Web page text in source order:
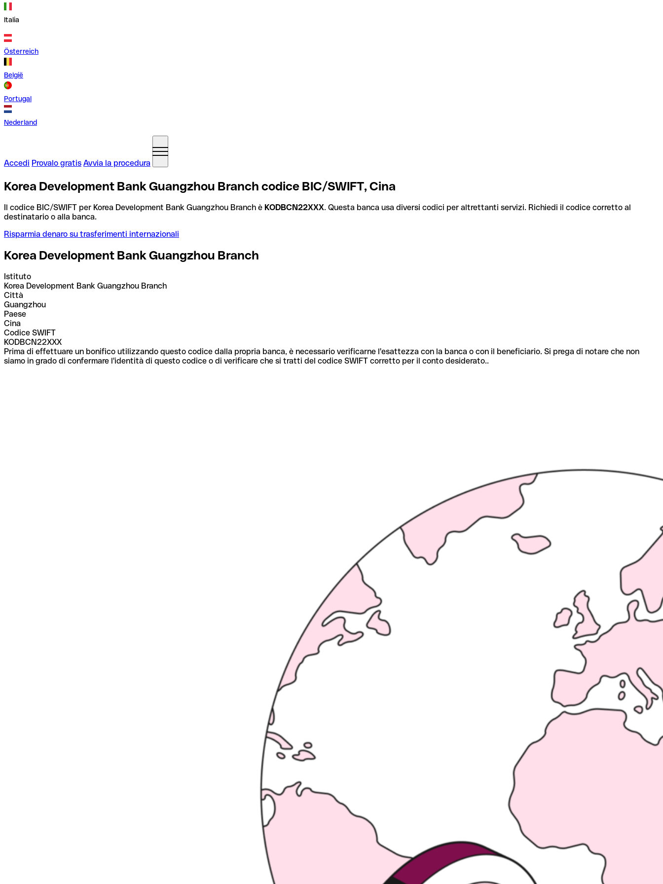
Italia
Österreich
België
Portugal
Nederland
Accedi Provalo gratis Avvia la procedura
Korea Development Bank Guangzhou Branch codice BIC/SWIFT, Cina
Il codice BIC/SWIFT per Korea Development Bank Guangzhou Branch è KODBCN22XXX. Questa banca usa diversi codici per altrettanti servizi. Richiedi il codice corretto al
destinatario o alla banca.
Risparmia denaro su trasferimenti internazionali
Korea Development Bank Guangzhou Branch
Istituto
Korea Development Bank Guangzhou Branch
Città
Guangzhou
Paese
Cina
Codice SWIFT
KODBCN22XXX
Prima di effettuare un bonifico utilizzando questo codice dalla propria banca, è necessario verificarne l'esattezza con la banca o con il beneficiario. Si prega di notare che non
siamo in grado di confermare l'identità di questo codice o di verificare che si tratti del codice SWIFT corretto per il conto desiderato..